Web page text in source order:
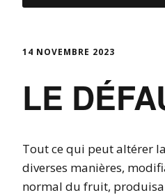
14 NOVEMBRE 2023
LE
Tout ce qui peut altérer
diverses manières,
normal du fruit,